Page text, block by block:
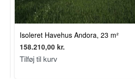
Isoleret Havehus Andora, 23 m²
158.210,00 kr.
Tilføj til kurv